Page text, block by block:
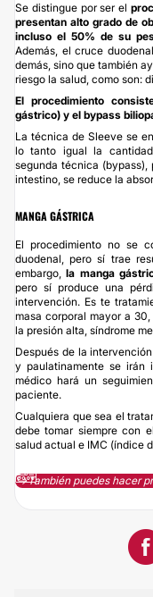
Se distingue por ser el
presentan alto grado de
incluso el 50% de su
Además, el cruce
demás, sino que también
riesgo la salud, como son:
El procedimiento
gástrico) y el bypass
La técnica de Sleeve se
lo tanto igual la
segunda técnica
intestino, se reduce la
MANGA GÁSTRICA
El procedimiento no se
duodenal, pero sí trae
embargo,la manga
pero sí produce una
intervención. Es te
masa corporal mayor a
la presión alta, síndrome
Después de la
y paulatinamente se irán
médico hará un
paciente.
Cualquiera que sea el
debe tomar siempre con
salud actual e IMC (índice
↪️También puedes hacer